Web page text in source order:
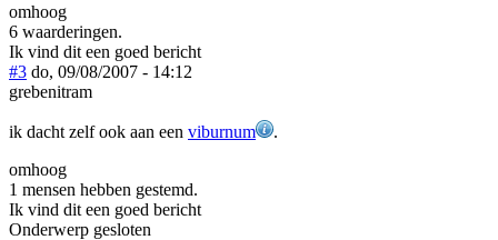
omhoog
6 waarderingen.
Ik vind dit een goed bericht
#3 do, 09/08/2007 - 14:12
grebenitram
ik dacht zelf ook aan een viburnum
.
omhoog
1 mensen hebben gestemd.
Ik vind dit een goed bericht
Onderwerp gesloten